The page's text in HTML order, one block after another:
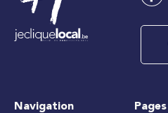
Navigation Pages